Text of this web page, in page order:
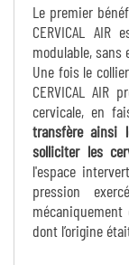
Le premier
CERVICAL
modulable, sans
Une fois le
CERVICAL
cervicale, en
transfère ainsi
solliciter les
l'espace
pression
dont l’origine